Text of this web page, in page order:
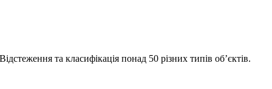
Відстеження та класифікація понад 50 різних типів об’єктів.